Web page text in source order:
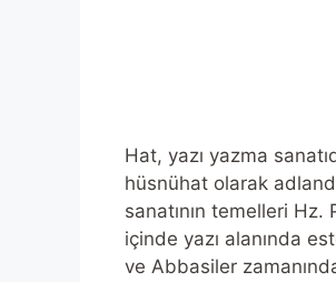
Hat, yazı yazma
hüsnühat olarak
sanatının temelleri Hz.
içinde yazı alanında
ve Abbasiler